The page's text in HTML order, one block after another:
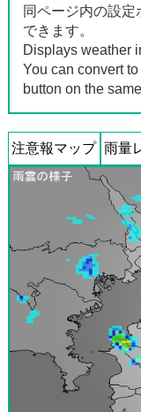
同ページ内の設
できます。
Displays weather
You can convert
button on the
注意報マップ 雨量